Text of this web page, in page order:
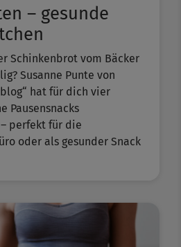
– gesunde
Schinkenbrot vom Bäcker
Susanne Punte von
hat für dich vier
Pausensnacks
perfekt für die
oder als gesunder Snack